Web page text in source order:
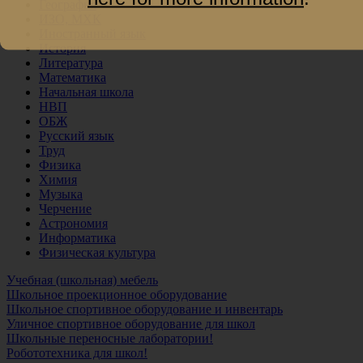
География
История
Литература
Математика
Начальная школа
НВП
ОБЖ
Русский язык
Труд
Физика
Химия
Музыка
Черчение
Астрономия
Информатика
Физическая культура
Учебная (школьная) мебель
Школьное проекционное оборудование
Школьное спортивное оборудование и инвентарь
Уличное спортивное оборудование для школ
Школьные переносные лаборатории!
Робототехника для школ!